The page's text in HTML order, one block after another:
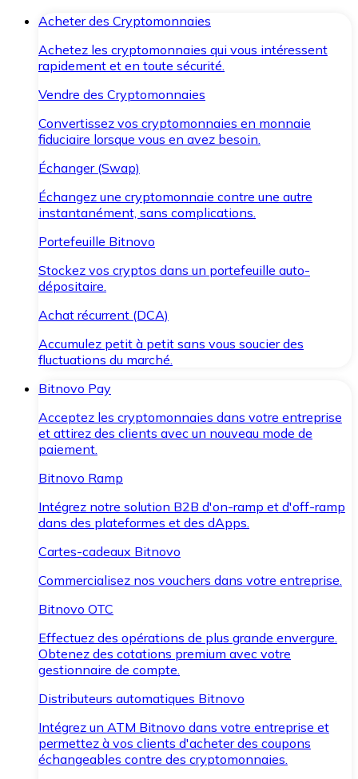
Acheter des Cryptomonnaies
Achetez les cryptomonnaies qui vous intéressent
rapidement et en toute sécurité.
Vendre des Cryptomonnaies
Convertissez vos cryptomonnaies en monnaie
fiduciaire lorsque vous en avez besoin.
Échanger (Swap)
Échangez une cryptomonnaie contre une autre
instantanément, sans complications.
Portefeuille Bitnovo
Stockez vos cryptos dans un portefeuille auto-
dépositaire.
Achat récurrent (DCA)
Accumulez petit à petit sans vous soucier des
fluctuations du marché.
Bitnovo Pay
Acceptez les cryptomonnaies dans votre entreprise
et attirez des clients avec un nouveau mode de
paiement.
Bitnovo Ramp
Intégrez notre solution B2B d'on-ramp et d'off-ramp
dans des plateformes et des dApps.
Cartes-cadeaux Bitnovo
Commercialisez nos vouchers dans votre entreprise.
Bitnovo OTC
Effectuez des opérations de plus grande envergure.
Obtenez des cotations premium avec votre
gestionnaire de compte.
Distributeurs automatiques Bitnovo
Intégrez un ATM Bitnovo dans votre entreprise et
permettez à vos clients d'acheter des coupons
échangeables contre des cryptomonnaies.